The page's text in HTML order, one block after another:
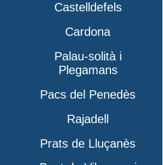
Castelldefels
Cardona
Palau-solità i
Plegamans
Pacs del Penedès
Rajadell
Prats de Lluçanès